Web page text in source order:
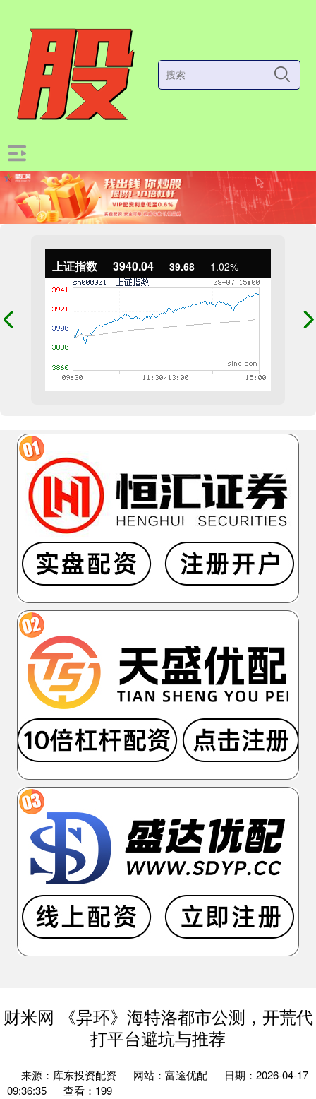
上证指数 3940.04 39.68 1.02%
财米网 《异环》海特洛都市公测，开荒代
打平台避坑与推荐
来源：库东投资配资 网站：富途优配
日期：2026-04-17
09:36:35
查看：199